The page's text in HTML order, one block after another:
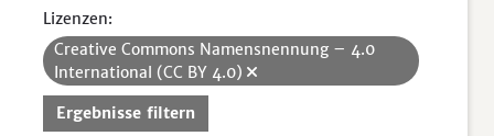
Lizenzen:
Creative Commons Namensnennung – 4.0
International (CC BY 4.0)
Ergebnisse filtern